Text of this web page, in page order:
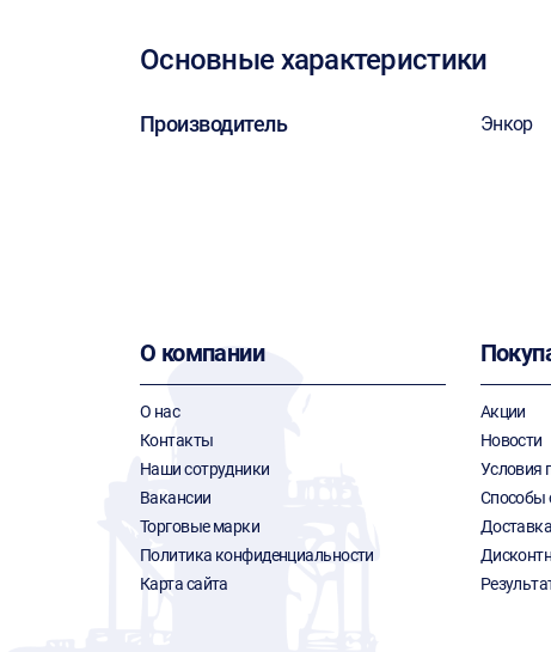
Основные характеристики
Производитель Энкор
О компании
О нас
Контакты
Наши сотрудники
Вакансии
Торговые марки
Политика конфиденциальности
Карта сайта
Акции
Новости
Условия
Способы
Доставка